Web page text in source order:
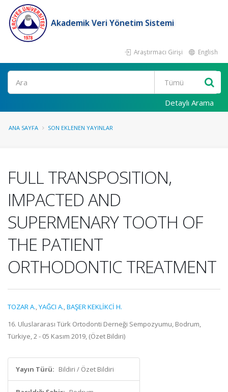
Akademik Veri Yönetim Sistemi
Araştırmacı Girişi English
Ara
Detaylı Arama
ANA SAYFA SON EKLENEN YAYINLAR
FULL TRANSPOSITION,
IMPACTED AND
SUPERMENARY TOOTH OF
THE PATIENT
ORTHODONTIC TREATMENT
TOZAR A.,YAĞCI A.,BAŞER KEKLİKCİ H.
16. Uluslararası Türk Ortodonti Derneği Sempozyumu, Bodrum,
Türkiye, 2 - 05 Kasım 2019, (Özet Bildiri)
Yayın Türü: Bildiri / Özet Bildiri